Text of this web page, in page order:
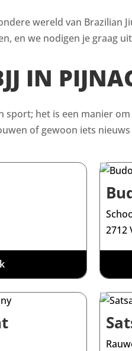
wereld van Brazilian
en we nodigen je graag
IN
sport; het is een manier
of gewoon iets
2712